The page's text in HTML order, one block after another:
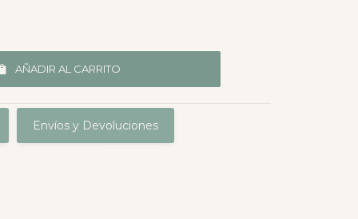
AÑADIR AL CARRITO
Envíos y Devoluciones